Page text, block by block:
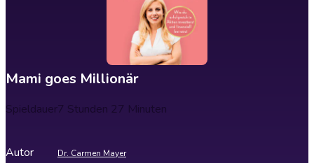
Mami goes Millionär
Spieldauer7 Stunden 27 Minuten
Autor Dr. Carmen Mayer